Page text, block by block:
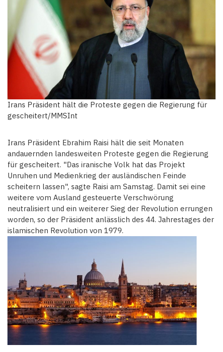
Irans Präsident hält die Proteste gegen die Regierung für
gescheitert/MMSInt
Irans Präsident Ebrahim Raisi hält die seit Monaten
andauernden landesweiten Proteste gegen die Regierung
für gescheitert. "Das iranische Volk hat das Projekt
Unruhen und Medienkrieg der ausländischen Feinde
scheitern lassen", sagte Raisi am Samstag. Damit sei eine
weitere vom Ausland gesteuerte Verschwörung
neutralisiert und ein weiterer Sieg der Revolution errungen
worden, so der Präsident anlässlich des 44. Jahrestages der
islamischen Revolution von 1979.